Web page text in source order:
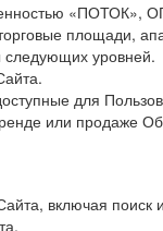
«ПОТОК»,
площади,
уровней.
для
или продаже
включая